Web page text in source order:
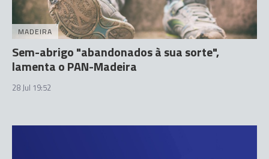
MADEIRA
Sem-abrigo "abandonados à sua sorte",
lamenta o PAN-Madeira
28 Jul 19:52